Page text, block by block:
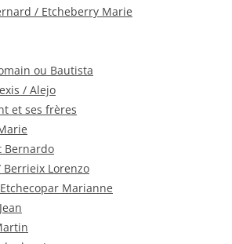
/ Etcheberry Marie
ou Bautista
/ Alejo
et ses frères
Bernardo
Berrieix Lorenzo
Marianne